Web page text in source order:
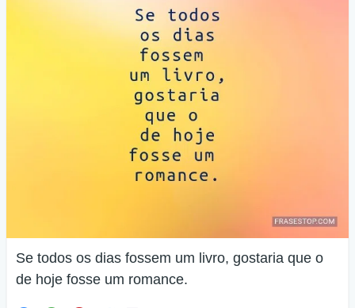
Se todos os dias fossem um livro, gostaria que o
de hoje fosse um romance.